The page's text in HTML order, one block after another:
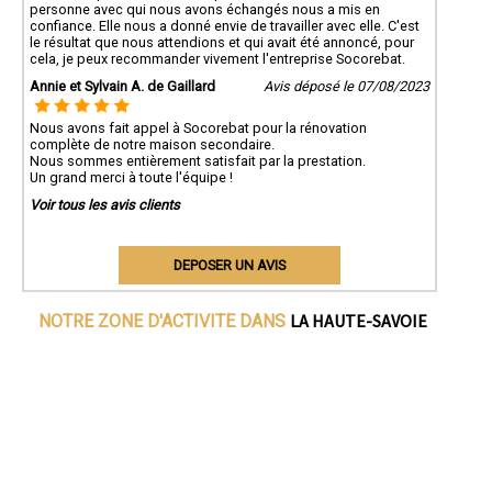
personne avec qui nous avons échangés nous a mis en
confiance. Elle nous a donné envie de travailler avec elle. C'est
le résultat que nous attendions et qui avait été annoncé, pour
cela, je peux recommander vivement l'entreprise Socorebat.
Annie et Sylvain A. de Gaillard
Avis déposé le 07/08/2023
Nous avons fait appel à Socorebat pour la rénovation
complète de notre maison secondaire.
Nous sommes entièrement satisfait par la prestation.
Un grand merci à toute l'équipe !
Voir tous les avis clients
DEPOSER UN AVIS
NOTRE ZONE D'ACTIVITE DANS LA HAUTE-SAVOIE